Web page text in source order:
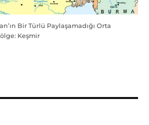
Bir Türlü Paylaşamadığı Orta
Keşmir